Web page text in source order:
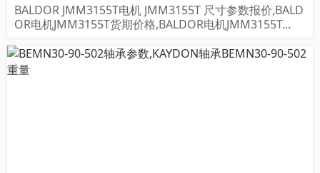
BALDOR JMM3155T电机 JMM3155T 尺寸参数报价,BALD
OR电机JMM3155T货期价格,BALDOR电机JMM3155T...